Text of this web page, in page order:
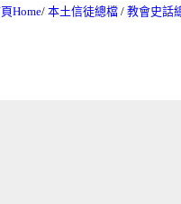
Home/ 本土信徒總檔 / 教會史話